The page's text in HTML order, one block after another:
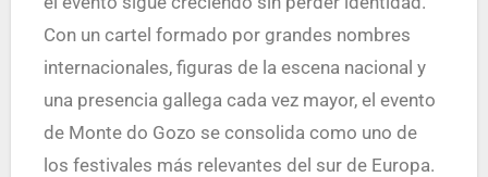
Con un cartel formado por grandes nombres
internacionales, figuras de la escena nacional y
una presencia gallega cada vez mayor, el evento
de Monte do Gozo se consolida como uno de
los festivales más relevantes del sur de Europa.